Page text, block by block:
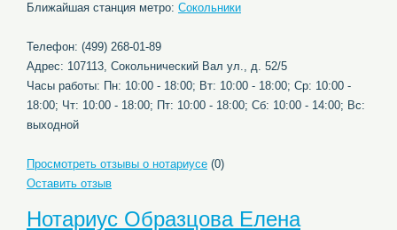
Ближайшая станция метро: Сокольники
Телефон: (499) 268-01-89
Адрес: 107113, Сокольнический Вал ул., д. 52/5
Часы работы: Пн: 10:00 - 18:00; Вт: 10:00 - 18:00; Ср: 10:00 -
18:00; Чт: 10:00 - 18:00; Пт: 10:00 - 18:00; Сб: 10:00 - 14:00; Вс:
выходной
Просмотреть отзывы о нотариусе (0)
Оставить отзыв
Нотариус Образцова Елена